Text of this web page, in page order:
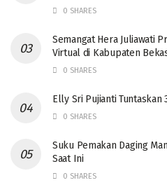
0 SHARES
Semangat Hera Juliawati
Virtual di Kabupaten
0 SHARES
Elly Sri Pujianti Tuntaskan
0 SHARES
‎Suku Pemakan Daging
Saat Ini
0 SHARES